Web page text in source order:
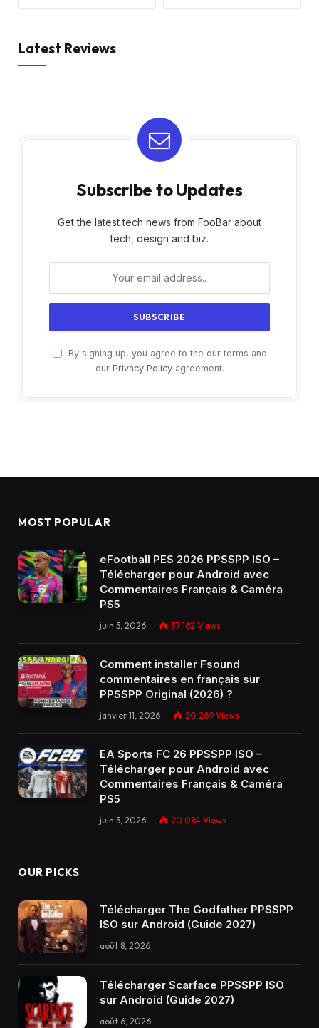
Latest Reviews
Subscribe to Updates
Get the latest tech news from FooBar about
tech, design and biz.
By signing up, you agree to the our terms and
our Privacy Policyagreement.
MOST POPULAR
eFootball PES 2026 PPSSPP ISO –
Télécharger pour Android avec
Commentaires Français & Caméra
PS5
juin 5, 2026 37 162 Views
Comment installer Fsound
commentaires en français sur
PPSSPP Original (2026) ?
janvier 11, 2026 20 269 Views
EA Sports FC 26 PPSSPP ISO –
Télécharger pour Android avec
Commentaires Français & Caméra
PS5
juin 5, 2026 20 084 Views
OUR PICKS
Télécharger The Godfather PPSSPP
ISO sur Android (Guide 2027)
août 8, 2026
Télécharger Scarface PPSSPP ISO
sur Android (Guide 2027)
août 6, 2026